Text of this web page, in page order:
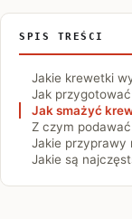
SPIS TREŚCI
Jakie krewetki
Jak
Jak smażyć
Z czym
Jakie przyprawy
Jakie są